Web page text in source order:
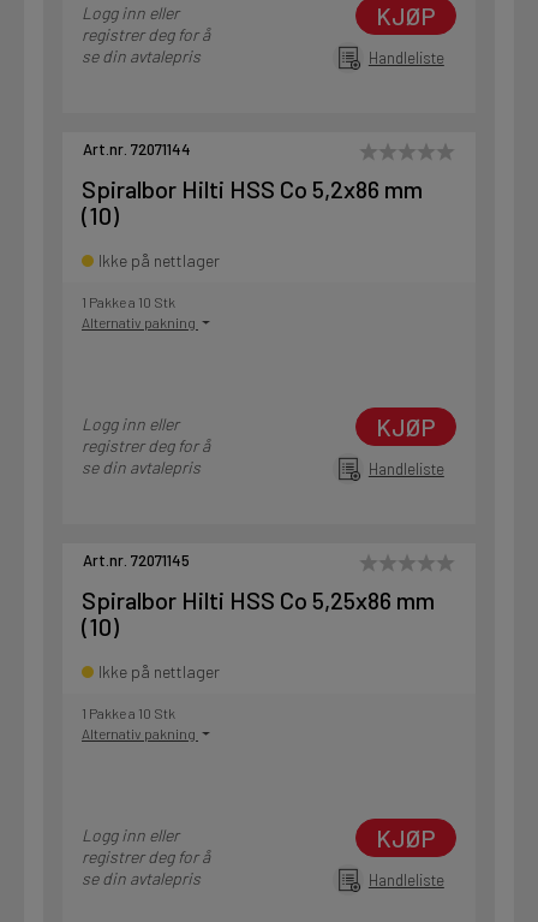
Logg inn eller
registrer deg for å
se din avtalepris
KJØP
Handleliste
Art.nr. 72071144
Spiralbor Hilti HSS Co 5,2x86 mm
(10)
Ikke på nettlager
1 Pakke a 10 Stk
Alternativ pakning
Logg inn eller
registrer deg for å
se din avtalepris
KJØP
Handleliste
Art.nr. 72071145
Spiralbor Hilti HSS Co 5,25x86 mm
(10)
Ikke på nettlager
1 Pakke a 10 Stk
Alternativ pakning
Logg inn eller
registrer deg for å
se din avtalepris
KJØP
Handleliste